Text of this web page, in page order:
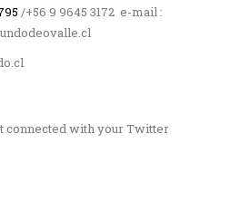
/+56 9 9645 3172 e-mail :
connected with your Twitter